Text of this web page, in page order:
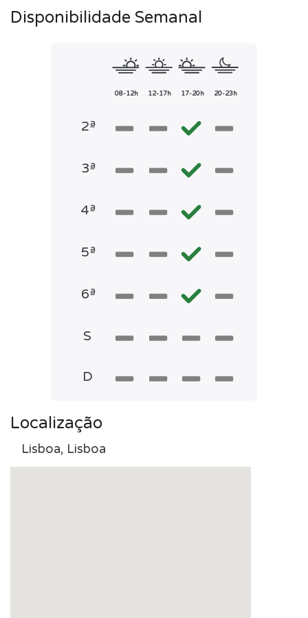
Disponibilidade Semanal
08-12h 12-17h 17-20h 20-23h
2ª
3ª
4ª
5ª
6ª
S
D
Localização
Lisboa, Lisboa